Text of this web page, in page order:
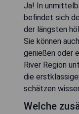
Ja! In
befindet sich
der längsten
Sie können
genießen oder
River Region
die
schätzen
Welche